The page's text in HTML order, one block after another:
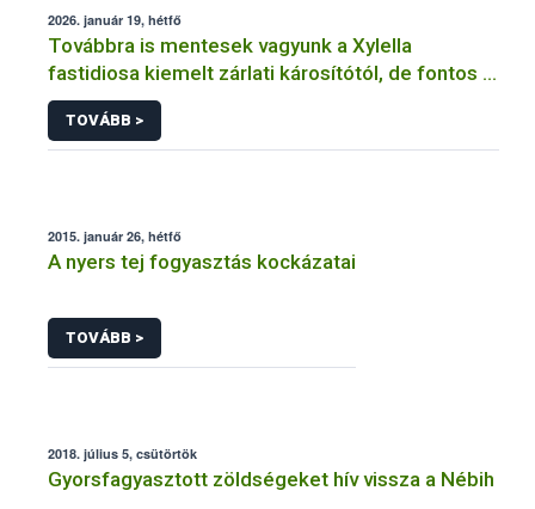
2026. január 19, hétfő
Továbbra is mentesek vagyunk a Xylella
fastidiosa kiemelt zárlati károsítótól, de fontos a
megelőzés
TOVÁBB >
2015. január 26, hétfő
A nyers tej fogyasztás kockázatai
TOVÁBB >
2018. július 5, csütörtök
Gyorsfagyasztott zöldségeket hív vissza a Nébih